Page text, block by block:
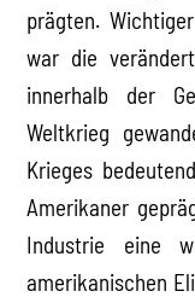
prägten.
war die
innerhalb der
Weltkrieg
Krieges
Amerikaner
Industrie eine
amerikanischen